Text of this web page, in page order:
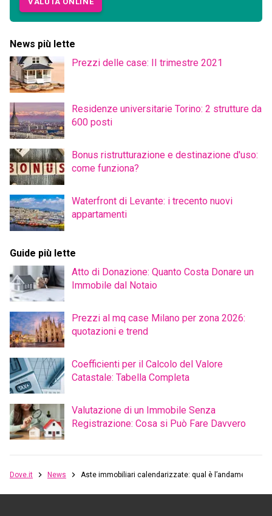
News più lette
Prezzi delle case: II trimestre 2021
Residenze universitarie Torino: 2 strutture da
600 posti
Bonus ristrutturazione e destinazione d'uso:
come funziona?
Waterfront di Levante: i trecento nuovi
appartamenti
Guide più lette
Atto di Donazione: Quanto Costa Donare un
Immobile dal Notaio
Prezzi al mq case Milano per zona 2026:
quotazioni e trend
Coefficienti per il Calcolo del Valore
Catastale: Tabella Completa
Valutazione di un Immobile Senza
Registrazione: Cosa si Può Fare Davvero
Dove.it News Aste immobiliari calendarizzate: qual è l’andamento?